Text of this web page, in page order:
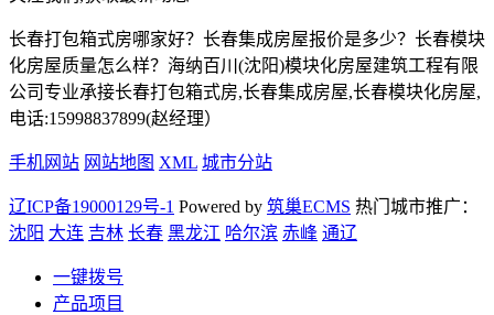
长春打包箱式房哪家好？长春集成房屋报价是多少？长春模块
化房屋质量怎么样？海纳百川(沈阳)模块化房屋建筑工程有限
公司专业承接长春打包箱式房,长春集成房屋,长春模块化房屋,
电话:15998837899(赵经理）
手机网站 网站地图 XML 城市分站
辽ICP备19000129号-1 Powered by 筑巢ECMS 热门城市推广：
沈阳 大连 吉林 长春 黑龙江 哈尔滨 赤峰 通辽
一键拨号
产品项目